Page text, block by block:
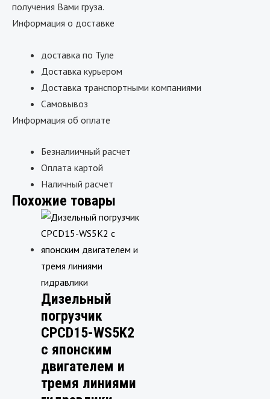
получения Вами груза.
Информация о доставке
доставка по Туле
Доставка курьером
Доставка транспортными компаниями
Самовывоз
Информация об оплате
Безналиичный расчет
Оплата картой
Наличный расчет
Похожие товары
Дизельный
погрузчик
CPCD15-WS5K2
с японским
двигателем и
тремя линиями